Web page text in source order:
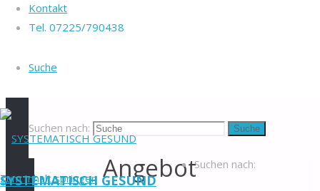
Kontakt
Tel. 07225/790438
Suche
Suchen nach: Suche
SYSTEMATISCH GESUND
Zum Inhalt springen
Advents-
&
Angebot
Datenschutzerklärung
Suchen nach: